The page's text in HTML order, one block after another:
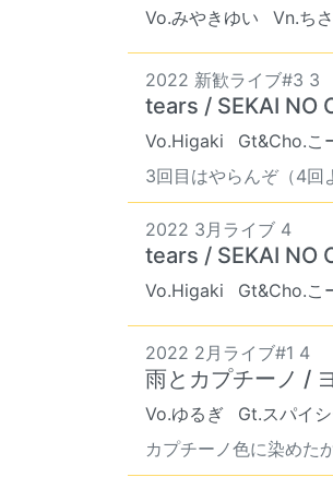
Vo.みやきゆい Vn.ち
2022 新歓ライブ#3 3
tears / SEKAI NO
Vo.Higaki Gt&Cho.こ
3回目はやらんぞ（4回
2022 3月ライブ 4
tears / SEKAI NO
Vo.Higaki Gt&Cho.こ
2022 2月ライブ#1 4
雨とカプチーノ /
Vo.ゆるぎ Gt.スパイ
カプチーノ色に染めた